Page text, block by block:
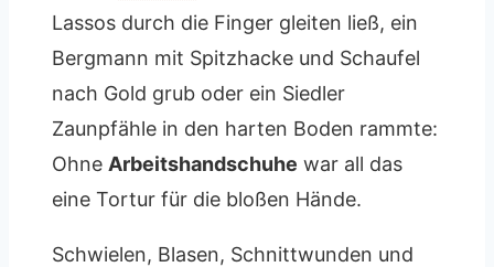
Lassos durch die Finger gleiten ließ, ein
Bergmann mit Spitzhacke und Schaufel
nach Gold grub oder ein Siedler
Zaunpfähle in den harten Boden rammte:
Ohne Arbeitshandschuhe war all das
eine Tortur für die bloßen Hände.
Schwielen, Blasen, Schnittwunden und